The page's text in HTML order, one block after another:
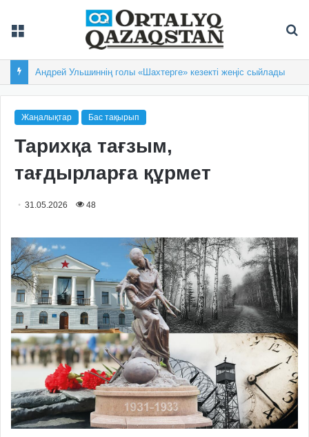
Андрей Ульшиннің голы «Шахтерге» кезекті жеңіс сыйлады
Жаңалықтар Бас тақырып
Тарихқа тағзым,
тағдырларға құрмет
31.05.2026 48